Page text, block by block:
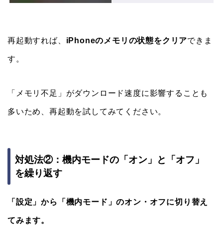
再起動すれば、 iPhoneのメモリの状態をクリアできま
す。
「メモリ不足」がダウンロード速度に影響することも
多いため、再起動を試してみてください。
対処法②：機内モードの「オン」と「オフ」
を繰り返す
「設定」から「機内モード」のオン・オフに切り替え
てみます。